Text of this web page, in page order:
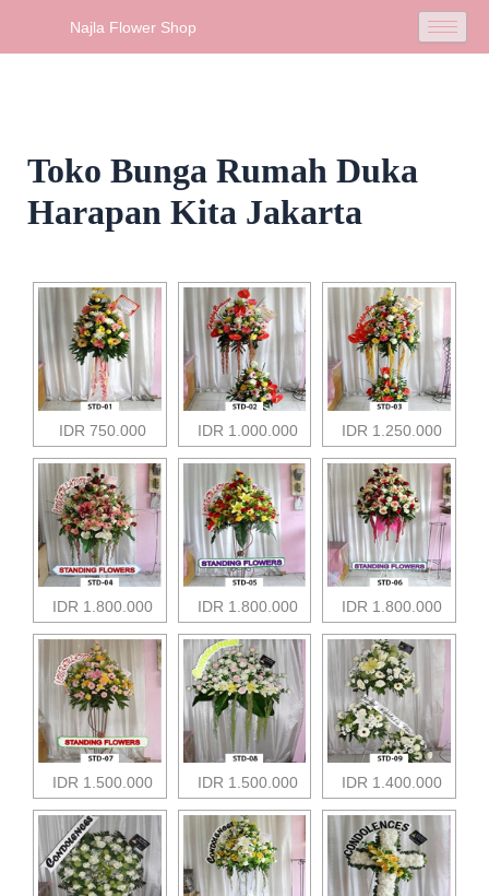
Najla Flower Shop
Toko Bunga Rumah Duka
Harapan Kita Jakarta
IDR 750.000 IDR 1.000.000 IDR 1.250.000
IDR 1.800.000 IDR 1.800.000 IDR 1.800.000
IDR 1.500.000 IDR 1.500.000 IDR 1.400.000